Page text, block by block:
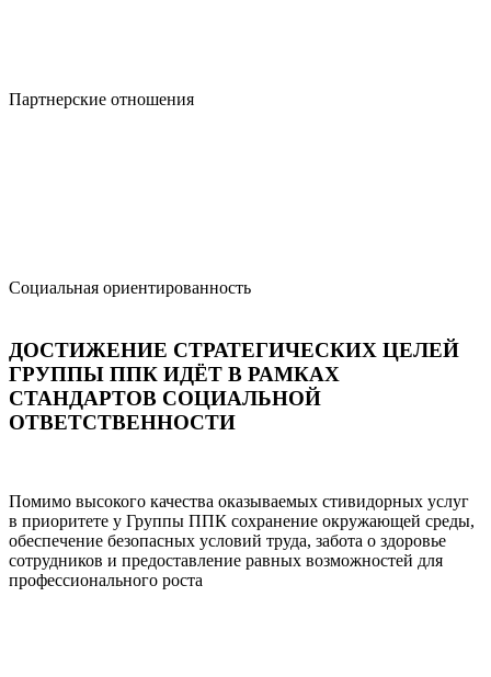
Партнерские отношения
Социальная ориентированность
ДОСТИЖЕНИЕ СТРАТЕГИЧЕСКИХ ЦЕЛЕЙ
ГРУППЫ ППК ИДЁТ В РАМКАХ
СТАНДАРТОВ СОЦИАЛЬНОЙ
ОТВЕТСТВЕННОСТИ
Помимо высокого качества оказываемых стивидорных услуг
в приоритете у Группы ППК сохранение окружающей среды,
обеспечение безопасных условий труда, забота о здоровье
сотрудников и предоставление равных возможностей для
профессионального роста